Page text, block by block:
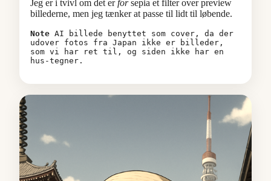
Jeg er i tvivl om det erforsepia et filter over preview
billederne, men jeg tænker at passe til lidt til løbende.
Note AI billede benyttet som cover, da der
udover fotos fra Japan ikke er billeder,
som vi har ret til, og siden ikke har en
hus-tegner.